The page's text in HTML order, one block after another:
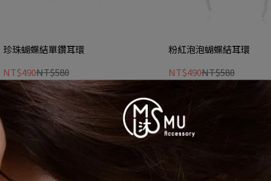
珍珠蝴蝶結單鑽耳環
NT$490NT$580
粉紅泡泡蝴蝶結耳環
NT$490NT$580